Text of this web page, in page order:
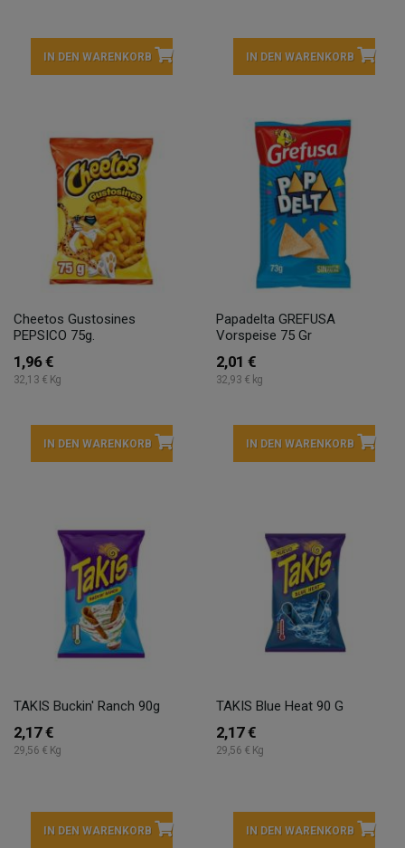
IN DEN WARENKORB IN DEN WARENKORB
Cheetos Gustosines
PEPSICO 75g.
1,96 €
32,13 € Kg
IN DEN WARENKORB
Papadelta GREFUSA
Vorspeise 75 Gr
2,01 €
32,93 € kg
IN DEN WARENKORB
TAKIS Buckin' Ranch 90g
2,17 €
29,56 € Kg
IN DEN WARENKORB
TAKIS Blue Heat 90 G
2,17 €
29,56 € Kg
IN DEN WARENKORB